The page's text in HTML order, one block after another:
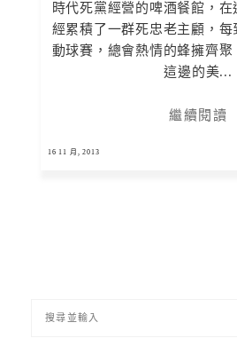
時代死黨經營的啤酒餐館，
經累積了一群死忠老主顧，每
動球賽，總會熱情的蜂擁齊
這邊的美...
繼續閱讀
16 11 月, 2013